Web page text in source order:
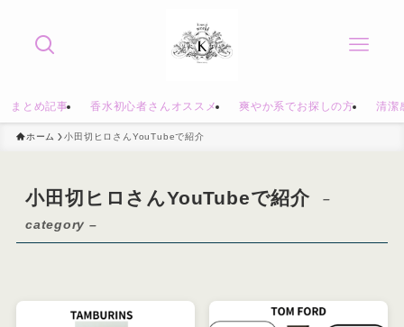
まとめ記事 香水初心者さんオススメ 爽やか系でお探しの方 清潔
ホーム 小田切ヒロさんYouTubeで紹介
小田切ヒロさんYouTubeで紹介
–
category –